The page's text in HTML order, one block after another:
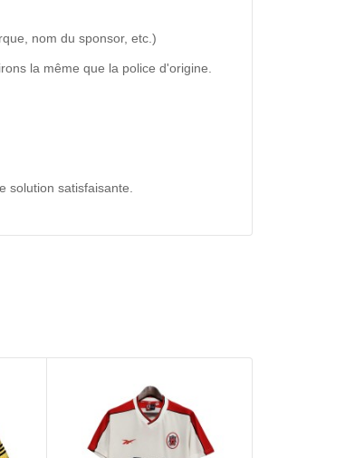
nom du sponsor, etc.)
la même que la police d'origine.
solution satisfaisante.